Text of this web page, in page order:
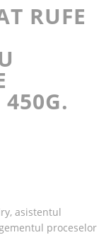
RUFE
450G.
asistentul
proceselor